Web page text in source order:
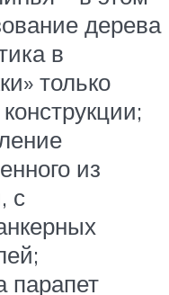
дерева
в
только
из
с
парапет